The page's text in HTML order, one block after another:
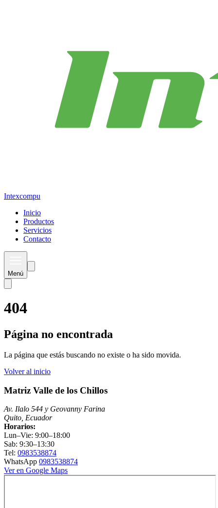
Intexcompu
Inicio
Productos
Servicios
Contacto
Menú
404
Página no encontrada
La página que estás buscando no existe o ha sido movida.
Volver al inicio
Matriz Valle de los Chillos
Av. Ilalo 544 y Geovanny Farina
Quito, Ecuador
Horarios:
Lun–Vie: 9:00–18:00
Sab: 9:30–13:30
Tel: 0983538874
WhatsApp 0983538874
Ver en Google Maps